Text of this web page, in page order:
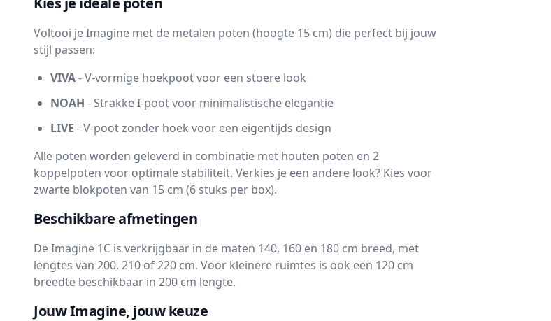
Voltooi je Imagine met de metalen poten (hoogte 15 cm) die perfect bij jouw
stijl passen:
VIVA- V-vormige hoekpoot voor een stoere look
NOAH - Strakke I-poot voor minimalistische elegantie
LIVE - V-poot zonder hoek voor een eigentijds design
Alle poten worden geleverd in combinatie met houten poten en 2
koppelpoten voor optimale stabiliteit. Verkies je een andere look? Kies voor
zwarte blokpoten van 15 cm (6 stuks per box).
Beschikbare afmetingen
De Imagine 1C is verkrijgbaar in de maten 140, 160 en 180 cm breed, met
lengtes van 200, 210 of 220 cm. Voor kleinere ruimtes is ook een 120 cm
breedte beschikbaar in 200 cm lengte.
Jouw Imagine, jouw keuze